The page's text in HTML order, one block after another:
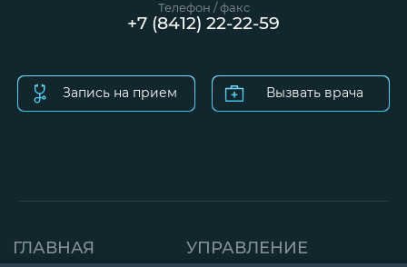
ГЛАВНАЯ
УПРАВЛЕНИЕ
Запись на прием Вызвать врача
Телефон / факс
+7 (8412) 22-22-59